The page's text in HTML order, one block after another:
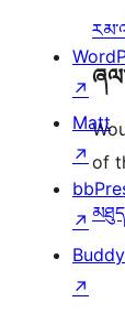
of
↗
Matt
↗
↗
↗